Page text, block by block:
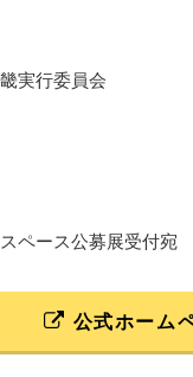
実行委員会
ペース公募展受付宛
公式ホーム